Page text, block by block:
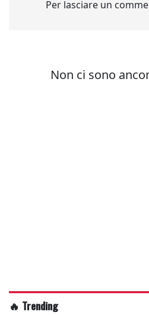
🔥 Trending